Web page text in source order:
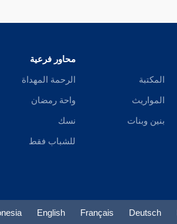
المكتبة
المواريث
بنين وبنات
محاور فرعية
الرحمة المهداة
واحة رمضان
نسك
للشباب فقط
Deutsch
Français
English